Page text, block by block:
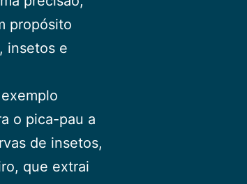
propósito
insetos e
o pica-pau a
de insetos,
que extrai